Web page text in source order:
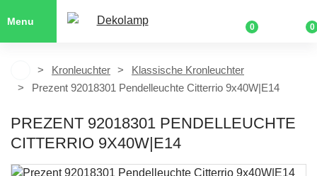
Menu
0 0
Kronleuchter
Klassische Kronleuchter
Prezent 92018301 Pendelleuchte Citterrio 9x40W|E14
PREZENT 92018301 PENDELLEUCHTE
CITTERRIO 9X40W|E14